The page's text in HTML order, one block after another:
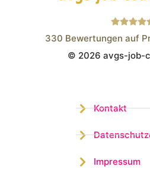
Wistor
330 Bewertungen auf
© 2026 avgs-job-
Kontakt
Impressum